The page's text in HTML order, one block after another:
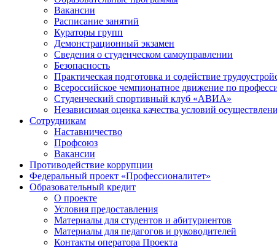
Вакансии
Расписание занятий
Кураторы групп
Демонстрационный экзамен
Сведения о студенческом самоуправлении
Безопасность
Практическая подготовка и содействие
Всероссийское чемпионатное движение по
Студенческий спортивный клуб «АВИА»
Независимая оценка качества условий
Сотрудникам
Наставничество
Профсоюз
Вакансии
Противодействие коррупции
Федеральный проект «Профессионалитет»
Образовательный кредит
О проекте
Условия предоставления
Материалы для студентов и абитуриентов
Материалы для педагогов и руководителей
Контакты оператора Проекта